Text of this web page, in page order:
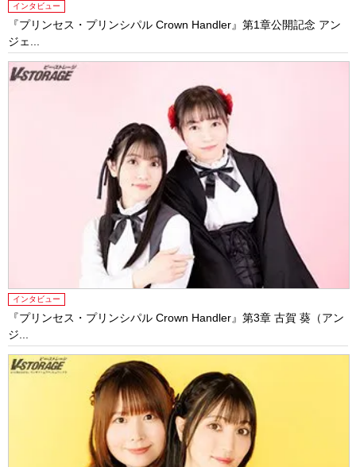
インタビュー
『プリンセス・プリンシパル Crown Handler』第1章公開記念 アン
ジェ...
インタビュー
『プリンセス・プリンシパル Crown Handler』第3章 古賀 葵（アン
ジ...